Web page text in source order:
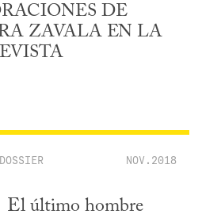
DE
ZAVALA EN LA
DOSSIER NOV.2018
El último hombre